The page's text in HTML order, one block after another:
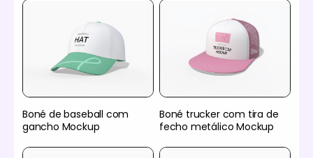
Boné de baseball com
gancho Mockup
Boné trucker com tira de
fecho metálico Mockup